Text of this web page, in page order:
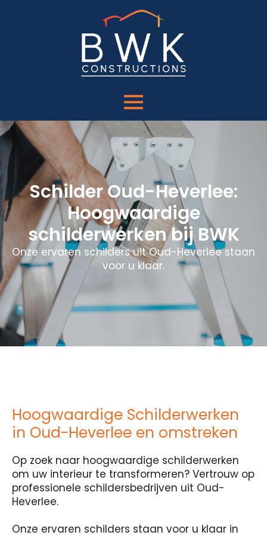
Schilder Oud-Heverlee:
Hoogwaardige
schilderwerken bij BWK
Onze ervaren schilders uit Oud-Heverlee staan
voor u klaar.
Hoogwaardige Schilderwerken
in Oud-Heverlee en omstreken
Op zoek naar hoogwaardige schilderwerken
om uw interieur te transformeren? Vertrouw op
professionele schildersbedrijven uit Oud-
Heverlee.
Onze ervaren schilders staan voor u klaar in